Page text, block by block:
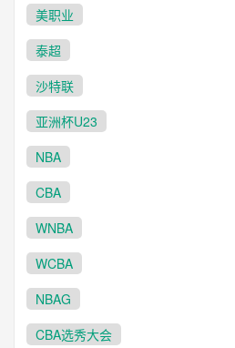
美职业
泰超
沙特联
亚洲杯U23
NBA
CBA
WNBA
WCBA
NBAG
CBA选秀大会